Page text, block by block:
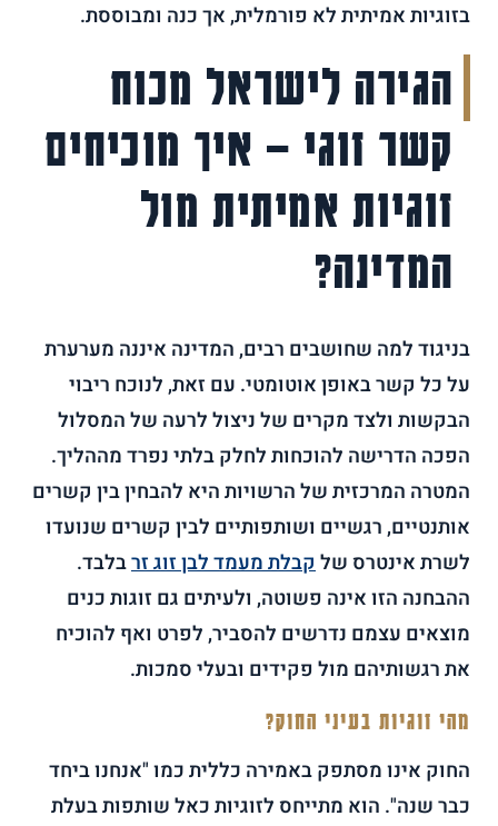
בזוגיות אמיתית לא פורמלית, אך כנה ומבוססת.
הגירה לישראל מכוח
קשר זוגי – איך מוכיחים
זוגיות אמיתית מול
המדינה?
בניגוד למה שחושבים רבים, המדינה איננה מערערת
על כל קשר באופן אוטומטי. עם זאת, לנוכח ריבוי
הבקשות ולצד מקרים של ניצול לרעה של המסלול
הפכה הדרישה להוכחות לחלק בלתי נפרד מההליך.
המטרה המרכזית של הרשויות היא להבחין בין קשרים
אותנטיים, רגשיים ושותפותיים לבין קשרים שנועדו
לשרת אינטרס שלקבלת מעמד לבן זוג זרבלבד.
ההבחנה הזו אינה פשוטה, ולעיתים גם זוגות כנים
מוצאים עצמם נדרשים להסביר, לפרט ואף להוכיח
את רגשותיהם מול פקידים ובעלי סמכות.
מהי זוגיות בעיני החוק?
החוק אינו מסתפק באמירה כללית כמו "אנחנו ביחד
כבר שנה". הוא מתייחס לזוגיות כאל שותפות בעלת